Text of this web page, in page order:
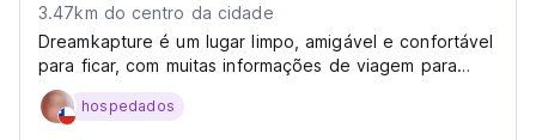
3.47km do centro da cidade
Dreamkapture é um lugar limpo, amigável e confortável
para ficar, com muitas informações de viagem para
pessoas
hospedados